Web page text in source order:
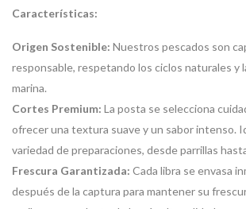
Características:
Origen Sostenible: Nuestros pescados son
responsable, respetando los ciclos naturales y
marina.
Cortes Premium: La posta se selecciona
ofrecer una textura suave y un sabor intenso.
variedad de preparaciones, desde parrillas
Frescura Garantizada: Cada libra se envasa
después de la captura para mantener su